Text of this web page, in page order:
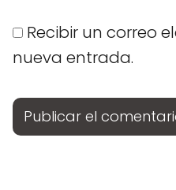
Recibir un correo
nueva entrada.